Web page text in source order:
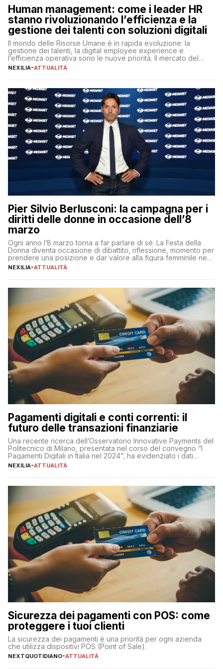
Human management: come i leader HR
stanno rivoluzionando l’efficienza e la
gestione dei talenti con soluzioni digitali
Il mondo delle Risorse Umane è in rapida evoluzione: la
gestione dei talenti, la digital employee experience e
l’efficienza operativa sono le nuove priorità. Il mercato del
lavoro, d’altra parte, è sempre più competitivo con una lotta
NEXILIA-ATTUALITÀ
Pier Silvio Berlusconi: la campagna per i
diritti delle donne in occasione dell’8
marzo
Ogni anno l’8 marzo torna a far parlare di sé. La Festa della
Donna diventa occasione di dibattito, riflessione, momento per
prendere una posizione e dar valore alla figura femminile nella
sua complessità e crucialità. A lanciare un messaggio “forte e
NEXILIA-ATTUALITÀ
Pagamenti digitali e conti correnti: il
futuro delle transazioni finanziarie
Una recente ricerca dell’Osservatorio Innovative Payments del
Politecnico di Milano, presentata nel corso del convegno “I
Pagamenti Digitali in Italia nel 2024”, ha evidenziato i dati
definitivi del primo semestre 2024 relativamente alle
NEXILIA-ATTUALITÀ
Sicurezza dei pagamenti con POS: come
proteggere i tuoi clienti
La sicurezza dei pagamenti è una priorità per ogni azienda
che utilizza dispositivi POS (Point of Sale).
NEXTQUOTIDIANO-ATTUALITÀ